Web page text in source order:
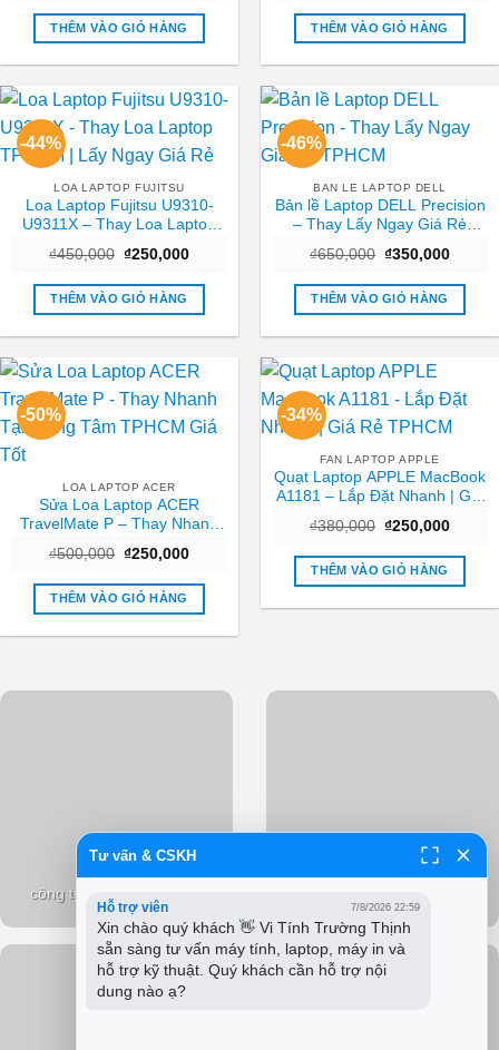
là:
₫350,000.
tại
₫150,000.
THÊM VÀO GIỎ HÀNG
là:
₫1,200,000.
tại
THÊM VÀO GIỎ HÀNG
-44%
LOA LAPTOP FUJITSU
Loa Laptop Fujitsu U9310-
U9311X – Thay Loa Laptop
₫450,000 Giá
là:
₫450,000.
₫250,000Giá
tại
₫250,000.
THÊM VÀO GIỎ HÀNG
-46%
BAN LE LAPTOP DELL
Bản lề Laptop DELL Precision
– Thay Lấy Ngay Giá Rẻ
₫650,000 Giá
là:
₫650,000.
₫350,000Giá
tại
THÊM VÀO GIỎ HÀNG
-50%
LOA LAPTOP ACER
Sửa Loa Laptop ACER
TravelMate P – Thay Nhanh
Tốt
₫500,000 Giá
là:
₫500,000.
₫250,000Giá
tại
₫250,000.
THÊM VÀO GIỎ HÀNG
-34%
FAN LAPTOP APPLE
Quạt Laptop APPLE MacBook
A1181 – Lắp Đặt Nhanh | Giá
₫380,000 Giá
là:
₫380,000.
₫250,000Giá
tại
THÊM VÀO GIỎ HÀNG
công ty sửa máy tính pci
Tư vấn & CSKH
Hỗ trợ viên 7/8/2026 22:59
Xin chào quý khách 👋 Vi Tính Trường Thịnh
sẵn sàng tư vấn máy tính, laptop, máy in và
hỗ trợ kỹ thuật. Quý khách cần hỗ trợ nội
dung nào ạ?